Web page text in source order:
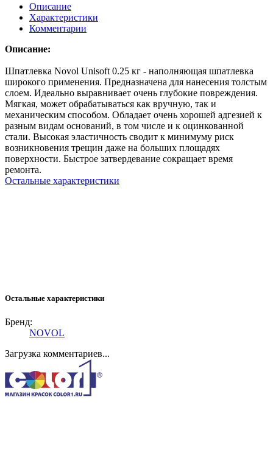
Описание
Характеристики
Комментарии
Описание:
Шпатлевка Novol Unisoft 0.25 кг - наполняющая шпатлевка
широкого применения. Предназначена для нанесения толстым
слоем. Идеально выравнивает очень глубокие повреждения.
Мягкая, может обрабатываться как вручную, так и
механическим способом. Обладает очень хорошей адгезией к
разным видам оснований, в том числе и к оцинкованной
стали. Высокая эластичность сводит к минимуму риск
возникновения трещин даже на больших площадях
поверхности. Быстрое затвердевание сокращает время
ремонта.
Остальные характеристики
Остальные характеристики
Бренд:
NOVOL
Загрузка комментариев...